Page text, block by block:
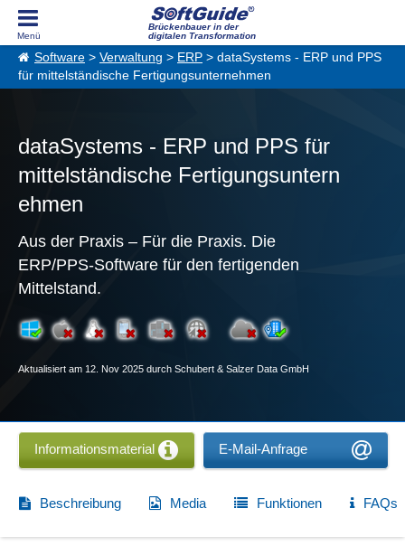
Brückenbauer in der
digitalen Transformation
Software > Verwaltung > ERP > dataSystems - ERP und PPS
für mittelständische Fertigungsunternehmen
dataSystems - ERP und PPS für
mittelständische Fertigungsuntern
ehmen
Aus der Praxis – Für die Praxis. Die
ERP/PPS-Software für den fertigenden
Mittelstand.
Aktualisiert am 12. Nov 2025 durch Schubert & Salzer Data GmbH
Informationsmaterial E-Mail-Anfrage
Beschreibung Media Funktionen FAQs